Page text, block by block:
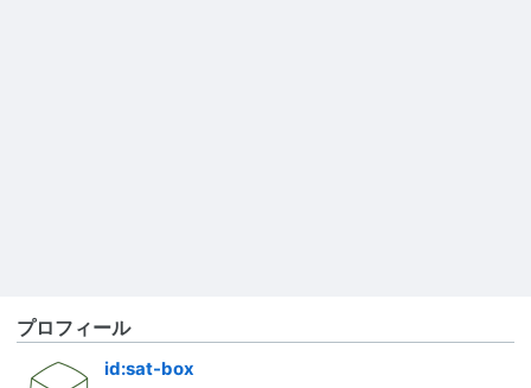
プロフィール
id:sat-box